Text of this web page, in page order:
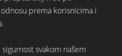
prema korisnicima i
svakom našem